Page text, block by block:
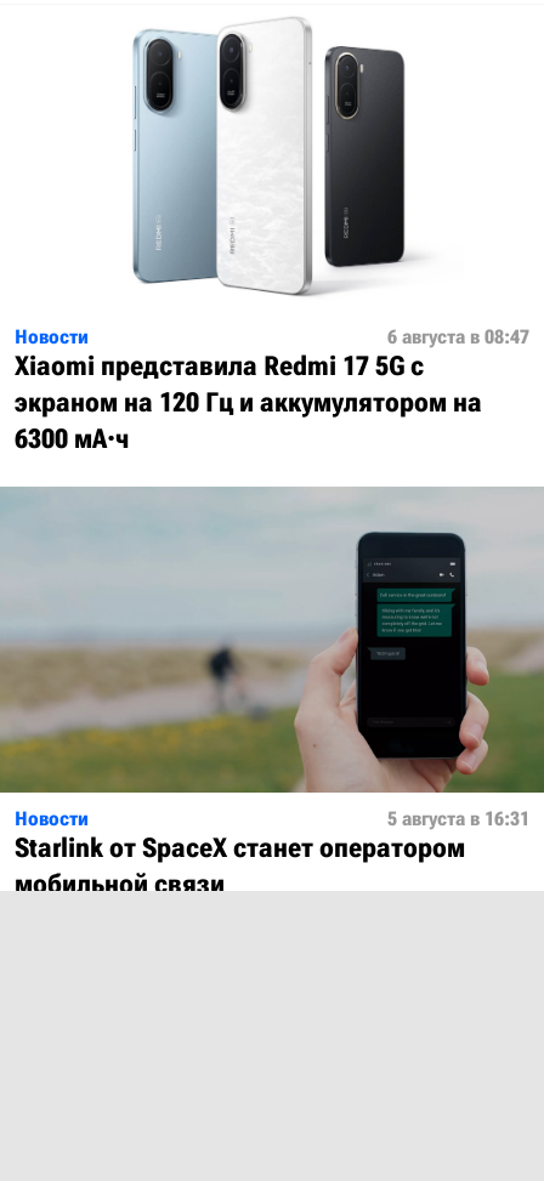
Новости 6 августа в 08:47
Xiaomi представила Redmi 17 5G с
экраном на 120 Гц и аккумулятором на
6300 мА·ч
Новости 5 августа в 16:31
Starlink от SpaceX станет оператором
мобильной связи